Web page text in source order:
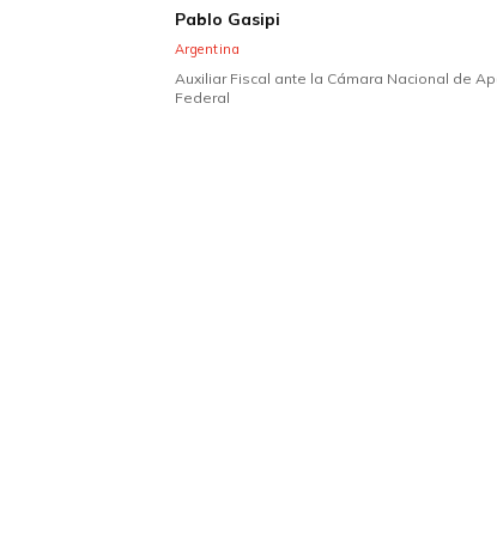
Pablo Gasipi
Argentina
Auxiliar Fiscal ante la Cámara Nacional de
Federal